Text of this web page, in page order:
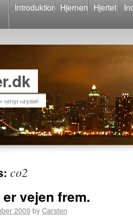
Introduktion Hjernen Hjertet
varigt vægttab
co2
vejen frem.
2009byCarsten